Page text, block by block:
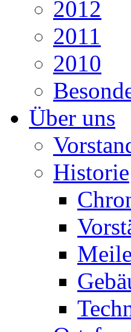
2012
2011
2010
Über uns
Historie